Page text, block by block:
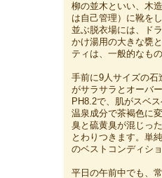
柳の並木といい、木
は自己管理）に靴を
並ぶ脱衣場には、ド
かけ湯用の大きな甕
ティは、一般的なもの
手前に9人サイズの石
がサラサラとオーバ
PH8.2で、肌がスベ
温泉成分で茶褐色に
臭と硫黄臭が混じっ
とわりつきます。単
のベストコンディシ
平日の午前中でも、